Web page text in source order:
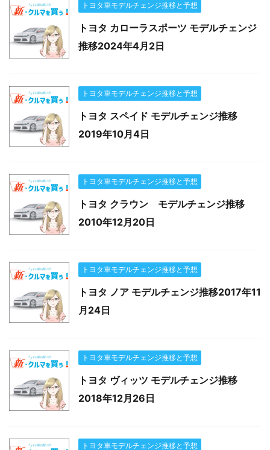
トヨタ車モデルチェンジ推移と予想
トヨタ カローラスポーツ モデルチェンジ
推移2024年4月2日
トヨタ車モデルチェンジ推移と予想
トヨタ スペイド モデルチェンジ推移
2019年10月4日
トヨタ車モデルチェンジ推移と予想
トヨタ クラウン モデルチェンジ推移
2010年12月20日
トヨタ車モデルチェンジ推移と予想
トヨタ ノア モデルチェンジ推移2017年11
月24日
トヨタ車モデルチェンジ推移と予想
トヨタ ヴィッツ モデルチェンジ推移
2018年12月26日
トヨタ車モデルチェンジ推移と予想